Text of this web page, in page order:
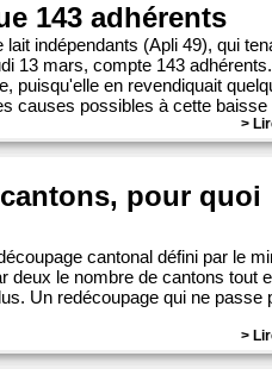
143 adhérents
indépendants (Apli 49), qui
13 mars, compte 143
puisqu'elle en revendiquait
causes possibles à cette baisse
>
pour quoi
cantonal défini par le
deux le nombre de cantons tout
Un redécoupage qui ne passe
>